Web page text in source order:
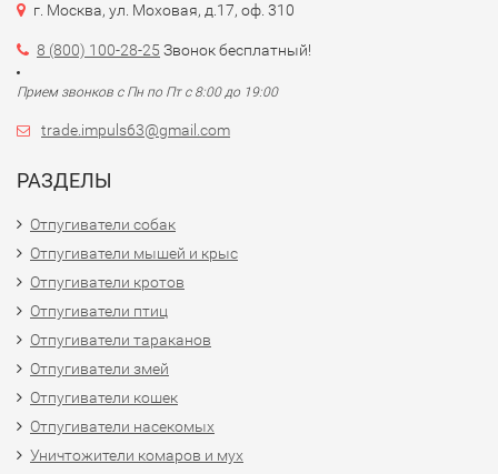
г. Москва, ул. Моховая, д.17, оф. 310
8 (800) 100-28-25 Звонок бесплатный!
Прием звонков с Пн по Пт с 8:00 до 19:00
trade.impuls63@gmail.com
РАЗДЕЛЫ
Отпугиватели собак
Отпугиватели мышей и крыс
Отпугиватели кротов
Отпугиватели птиц
Отпугиватели тараканов
Отпугиватели змей
Отпугиватели кошек
Отпугиватели насекомых
Уничтожители комаров и мух